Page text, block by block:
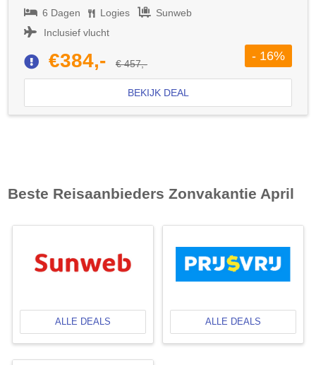
6 Dagen
Logies
Sunweb
Inclusief vlucht
€384,- € 457,-
- 16%
BEKIJK DEAL
Beste Reisaanbieders Zonvakantie April
ALLE DEALS ALLE DEALS